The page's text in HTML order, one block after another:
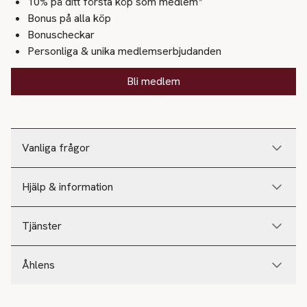
Vanliga frågor
Hjälp & information
Tjänster
Åhlens
Bonus på alla köp
Bonuscheckar
Personliga & unika medlemserbjudanden
Bli medlem